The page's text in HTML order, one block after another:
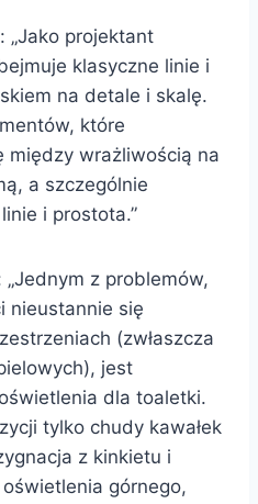
„Jako projektant
klasyczne linie i
na detale i skalę.
które
między wrażliwością na
a szczególnie
i prostota.”
„Jednym z problemów,
nieustannie się
(zwłaszcza
jest
dla toaletki.
tylko chudy kawałek
z kinkietu i
górnego,